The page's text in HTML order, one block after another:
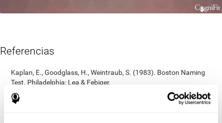
Referencias
Kaplan, E., Goodglass, H., Weintraub, S. (1983). Boston Naming
Test. Philadelphia: Lea & Febiger.
Wechsler, D. (1997). WAIS-III: Wechsler Adult Intelligence Scale -
Third edition administration and scoring manual. San Antonio,